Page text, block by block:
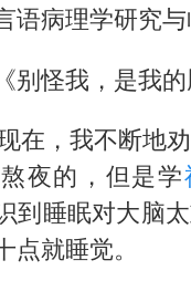
语病理学研究
别怪我，是我的
在，我不断地劝
夜的，但是学
到睡眠对大脑
就睡觉。